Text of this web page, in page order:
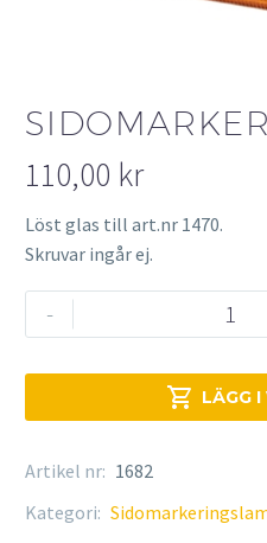
110,00 kr
Löst glas till art.nr 1470.
Skruvar ingår ej.
-
Sidomarkeringsglas
mängd
 LÄGG I
Artikel nr: 1682
Kategori: